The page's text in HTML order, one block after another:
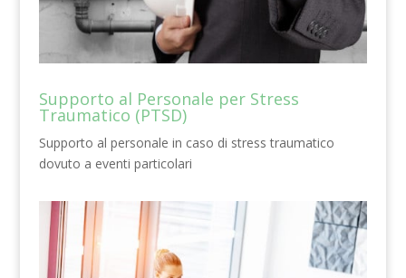
Supporto al Personale per Stress
Traumatico (PTSD)
Supporto al personale in caso di stress traumatico
dovuto a eventi particolari